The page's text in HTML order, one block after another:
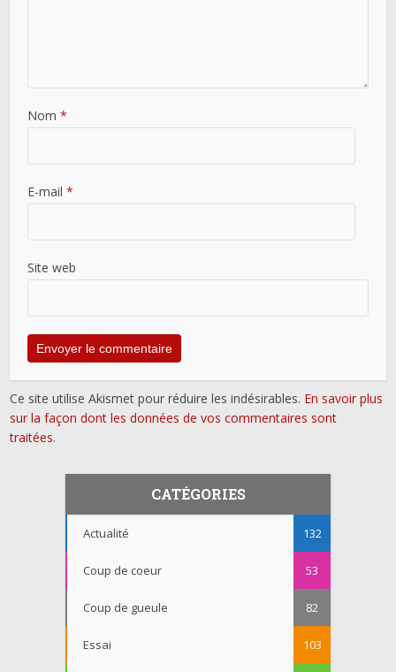
Nom*
E-mail*
Site web
Ce site utilise Akismet pour réduire les indésirables. En savoir plus
sur la façon dont les données de vos commentaires sont
traitées.
CATÉGORIES
Actualité 132
Coup de coeur 53
Coup de gueule 82
Essai 103